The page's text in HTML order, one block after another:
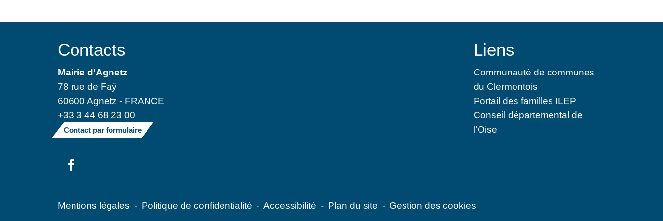
Contacts
Mairie d'Agnetz
78 rue de Faÿ
60600 Agnetz - FRANCE
+33 3 44 68 23 00
Contact par formulaire
Liens
Communauté de communes
du Clermontois
Portail des familles ILEP
Conseil départemental de
l'Oise
Mentions légales - Politique de confidentialité - Accessibilité - Plan du site - Gestion des cookies